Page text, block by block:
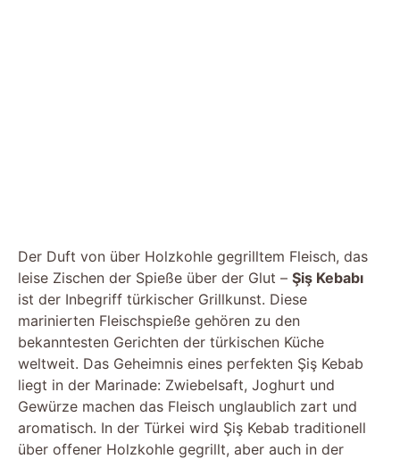
Der Duft von über Holzkohle gegrilltem Fleisch, das
leise Zischen der Spieße über der Glut – Şiş Kebabı
ist der Inbegriff türkischer Grillkunst. Diese
marinierten Fleischspieße gehören zu den
bekanntesten Gerichten der türkischen Küche
weltweit. Das Geheimnis eines perfekten Şiş Kebab
liegt in der Marinade: Zwiebelsaft, Joghurt und
Gewürze machen das Fleisch unglaublich zart und
aromatisch. In der Türkei wird Şiş Kebab traditionell
über offener Holzkohle gegrillt, aber auch in der